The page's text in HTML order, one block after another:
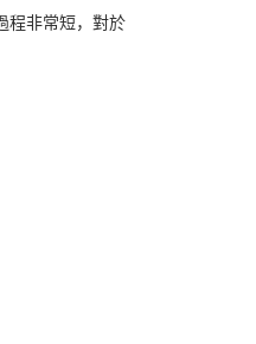
程非常短，對於